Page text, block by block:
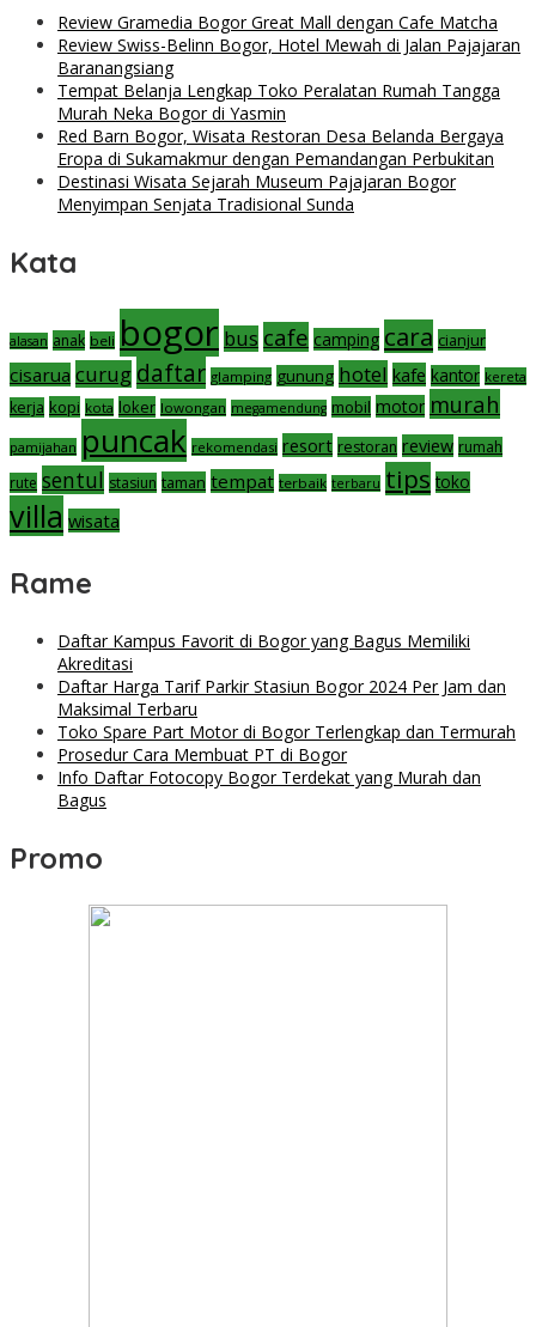
Review Gramedia Bogor Great Mall dengan Cafe Matcha
Review Swiss-Belinn Bogor, Hotel Mewah di Jalan Pajajaran
Baranangsiang
Tempat Belanja Lengkap Toko Peralatan Rumah Tangga
Murah Neka Bogor di Yasmin
Red Barn Bogor, Wisata Restoran Desa Belanda Bergaya
Eropa di Sukamakmur dengan Pemandangan Perbukitan
Destinasi Wisata Sejarah Museum Pajajaran Bogor
Menyimpan Senjata Tradisional Sunda
Kata
alasan anak beli bogor bus cafe camping cara cianjur
cisarua curug daftar glamping gunung hotel kafe kantor kereta
kerja kopi kota loker lowongan megamendung mobil motor murah
pamijahan puncak rekomendasi resort restoran review rumah
rute sentul stasiun taman tempat terbaik terbaru tips toko
villa wisata
Rame
Daftar Kampus Favorit di Bogor yang Bagus Memiliki
Akreditasi
Daftar Harga Tarif Parkir Stasiun Bogor 2024 Per Jam dan
Maksimal Terbaru
Toko Spare Part Motor di Bogor Terlengkap dan Termurah
Prosedur Cara Membuat PT di Bogor
Info Daftar Fotocopy Bogor Terdekat yang Murah dan
Bagus
Promo